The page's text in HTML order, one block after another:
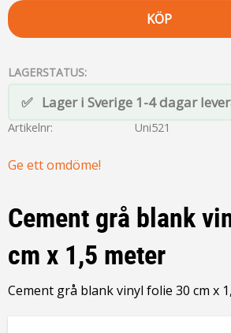
KÖP
LAGERSTATUS
Lager i Sverige 1-4 dagar
Artikelnr Uni521
Ge ett omdöme!
Cement grå blank
cm x 1,5 meter
Cement grå blank vinyl folie 30 cm x